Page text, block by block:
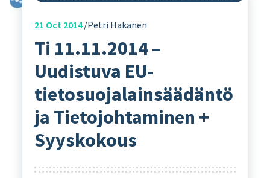
21 Oct 2014 Petri Hakanen
Ti 11.11.2014 –
Uudistuva EU-
tietosuojalainsäädäntö
ja Tietojohtaminen +
Syyskokous